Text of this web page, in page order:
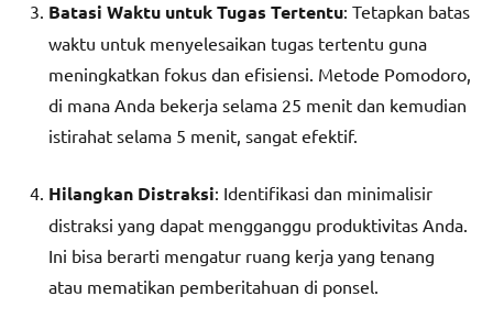
Batasi Waktu untuk Tugas Tertentu: Tetapkan batas
waktu untuk menyelesaikan tugas tertentu guna
meningkatkan fokus dan efisiensi. Metode Pomodoro,
di mana Anda bekerja selama 25 menit dan kemudian
istirahat selama 5 menit, sangat efektif.
Hilangkan Distraksi: Identifikasi dan minimalisir
distraksi yang dapat mengganggu produktivitas Anda.
Ini bisa berarti mengatur ruang kerja yang tenang
atau mematikan pemberitahuan di ponsel.